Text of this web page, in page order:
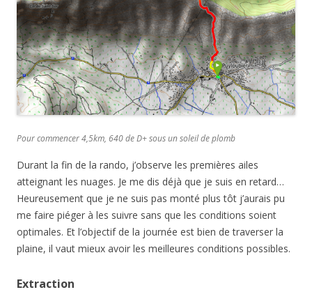
Pour commencer 4,5km, 640 de D+ sous un soleil de plomb
Durant la fin de la rando, j’observe les premières ailes
atteignant les nuages. Je me dis déjà que je suis en retard…
Heureusement que je ne suis pas monté plus tôt j’aurais pu
me faire piéger à les suivre sans que les conditions soient
optimales. Et l’objectif de la journée est bien de traverser la
plaine, il vaut mieux avoir les meilleures conditions possibles.
Extraction